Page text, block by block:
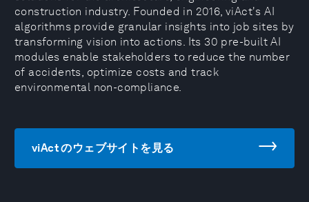
construction industry. Founded in 2016, viAct's AI
algorithms provide granular insights into job sites by
transforming vision into actions. Its 30 pre-built AI
modules enable stakeholders to reduce the number
of accidents, optimize costs and track
environmental non-compliance.
viAct のウェブサイトを見る